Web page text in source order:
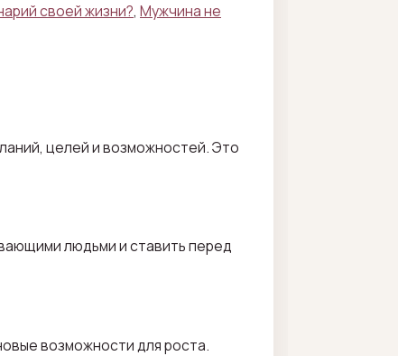
своей жизни?, Мужчина не
целей и возможностей. Это
людьми и ставить перед
возможности для роста.